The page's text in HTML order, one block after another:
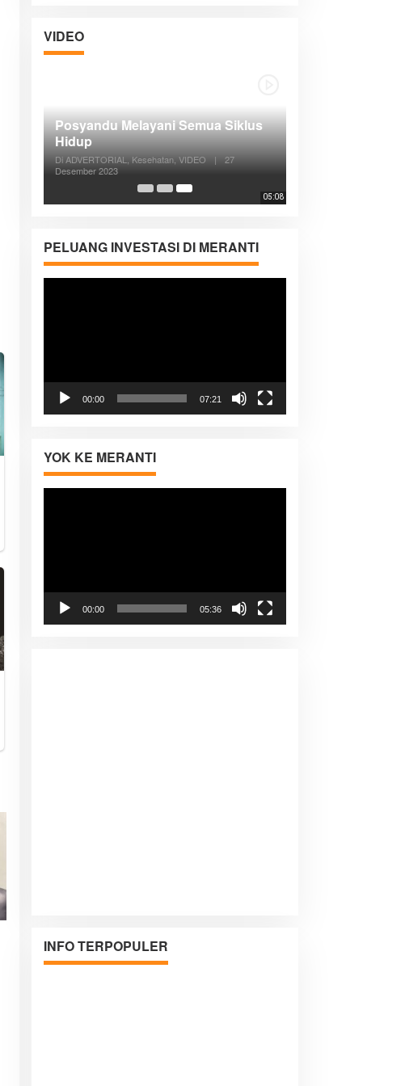
VIDEO
05:08
Posyandu Melayani Semua Siklus
Hidup
Di ADVERTORIAL, Kesehatan, VIDEO |
27
Desember 2023
PELUANG INVESTASI DI MERANTI
Pemutar
00:00 07:21
YOK KE MERANTI
Pemutar
00:00 05:36
INFO TERPOPULER